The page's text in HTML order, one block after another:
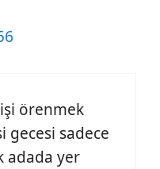
örenmek
gecesi sadece
adada yer